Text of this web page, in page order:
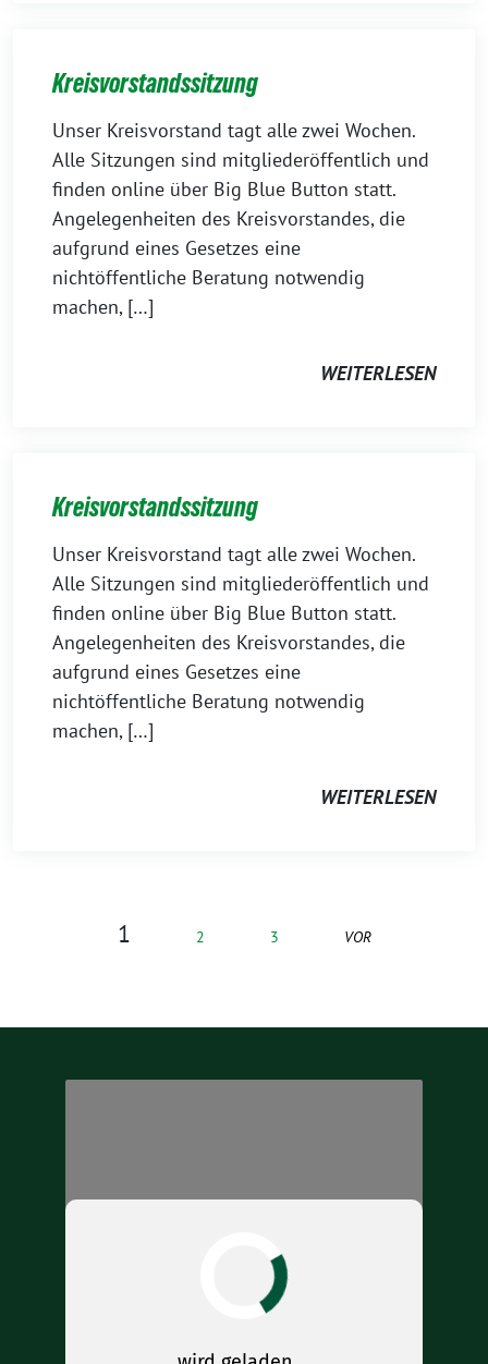
Kreisvorstandssitzung
Unser Kreisvorstand tagt alle zwei Wochen.
Alle Sitzungen sind mitgliederöffentlich und
finden online über Big Blue Button statt.
Angelegenheiten des Kreisvorstandes, die
aufgrund eines Gesetzes eine
nichtöffentliche Beratung notwendig
machen, […]
WEITERLESEN
Kreisvorstandssitzung
Unser Kreisvorstand tagt alle zwei Wochen.
Alle Sitzungen sind mitgliederöffentlich und
finden online über Big Blue Button statt.
Angelegenheiten des Kreisvorstandes, die
aufgrund eines Gesetzes eine
nichtöffentliche Beratung notwendig
machen, […]
WEITERLESEN
1 2 3 VOR